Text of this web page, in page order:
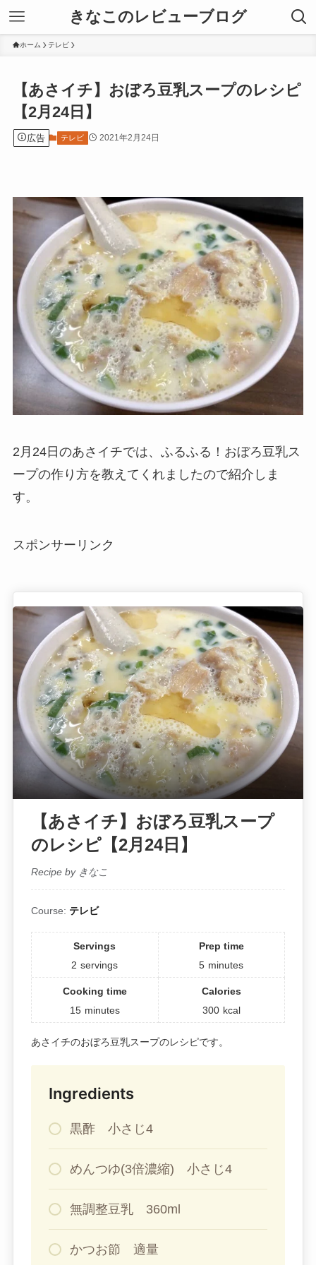
きなこのレビューブログ
ホーム テレビ
【あさイチ】おぼろ豆乳スープのレシピ
【2月24日】
広告 テレビ 2021年2月24日
2月24日のあさイチでは、ふるふる！おぼろ豆乳ス
ープの作り方を教えてくれましたので紹介しま
す。
スポンサーリンク
【あさイチ】おぼろ豆乳スープ
のレシピ【2月24日】
Recipe by きなこ
Course: テレビ
Servings
2 servings
Prep time
5 minutes
Cooking time
15 minutes
Calories
300 kcal
あさイチのおぼろ豆乳スープのレシピです。
Ingredients
黒酢 小さじ4
めんつゆ(3倍濃縮) 小さじ4
無調整豆乳 360ml
かつお節 適量